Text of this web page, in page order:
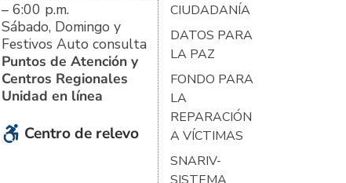
– 6:00 p.m.
Sábado, Domingo y
Festivos Auto consulta
Puntos de Atención y
Centros Regionales
Unidad en línea
Centro de relevo
CIUDADANÍA
DATOS PARA
LA PAZ
FONDO PARA
LA
REPARACIÓN
A VÍCTIMAS
SNARIV-
SISTEMA